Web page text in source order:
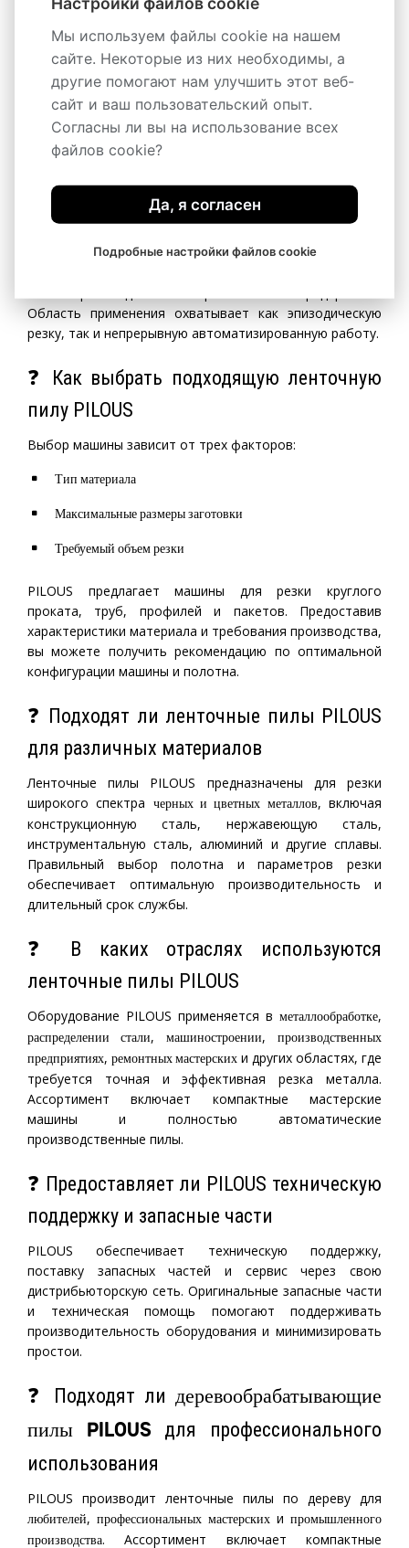
конструкцией, надежной работой и широким
пил для мастерских и промышленного
производства.
❓ Предлагает ли PILOUS пилы для
небольших мастерских и
Ассортимент включаетручные,
автоматические CNC‑пилы, подходящие для небольших
Область применения охватывает как эпизодическую
резку, так и непрерывную автоматизированную работу.
❓ Как выбрать подходящую ленточную
пилу PILOUS
Выбор машины зависит от трех факторов:
Тип материала
Максимальные размеры заготовки
Требуемый объем резки
PILOUS предлагает машины для резки круглого
проката, труб, профилей и пакетов. Предоставив
характеристики материала и требования производства,
вы можете получить рекомендацию по оптимальной
конфигурации машины и полотна.
❓ Подходят ли ленточные пилы PILOUS
для различных материалов
Ленточные пилы PILOUS предназначены для резки
широкого спектра
черных и цветных металлов, включая
конструкционную сталь, нержавеющую сталь,
инструментальную сталь, алюминий и другие сплавы.
Правильный выбор полотна и параметров резки
обеспечивает оптимальную производительность и
длительный срок службы.
❓ В каких отраслях используются
ленточные пилы PILOUS
Оборудование PILOUS применяется в металлообработке,
распределении стали, машиностроении,
производственных
предприятиях, ремонтных мастерских и других областях, где
требуется точная и эффективная резка металла.
Ассортимент включает компактные мастерские
машины и полностью автоматические
производственные пилы.
❓ Предоставляет ли PILOUS техническую
поддержку и запасные части
PILOUS обеспечивает техническую поддержку,
поставку запасных частей и сервис через свою
дистрибьюторскую сеть. Оригинальные запасные части
и техническая помощь помогают поддерживать
производительность оборудования и минимизировать
простои.
❓ Подходят ли деревообрабатывающие
пилы PILOUS для профессионального
использования
PILOUS производит ленточные пилы по дереву для
любителей,профессиональных мастерскихи промышленного
производства. Ассортимент включает компактные
Мы используем файлы cookie на нашем
сайте. Некоторые из них необходимы, а
другие помогают нам улучшить этот веб-
сайт и ваш пользовательский опыт.
Согласны ли вы на использование всех
файлов cookie?
Да, я согласен
Подробные настройки файлов cookie